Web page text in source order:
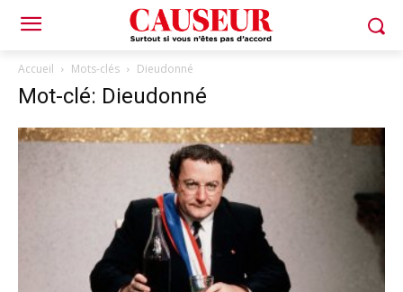
Accueil Mots-clés Dieudonné
Mot-clé: Dieudonné